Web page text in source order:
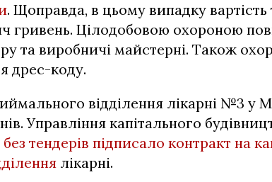
. Щоправда, в цьому випадку вартість
гривень. Цілодобовою охороною
та виробничі майстерні. Також
дрес-коду.
відділення лікарні №3 у
Управління капітального
без тендерів підписало контракт на
лікарні.